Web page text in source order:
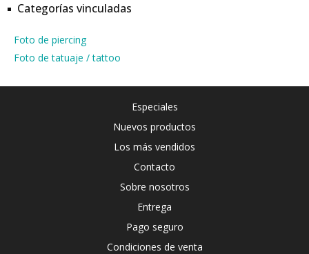
Categorías vinculadas
Foto de piercing
Foto de tatuaje / tattoo
Especiales
Nuevos productos
Los más vendidos
Contacto
Sobre nosotros
Entrega
Pago seguro
Condiciones de venta